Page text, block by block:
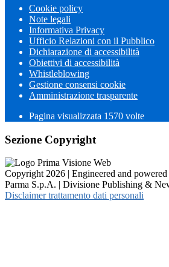
Cookie policy
Note legali
Informativa Privacy
Ufficio Relazioni con il Pubblico
Dichiarazione di accessibilità
Obiettivi di accessibilità
Whistleblowing
Gestione consensi cookie
Amministrazione trasparente
Pagina visualizzata 1570 volte
Sezione Copyright
Copyright 2026 | Engineered and
Parma S.p.A. | Divisione Publishing &
Disclaimer trattamento dati personali